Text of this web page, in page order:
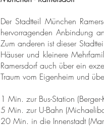
Der Stadtteil München
hervorragenden Anbindung
Zum anderen ist dieser
Häuser und kleinere
Ramersdorf auch über ein
Traum vom Eigenheim und
1 Min. zur Bus-Station (Berger-
5 Min. zur U-Bahn
20 Min. in die Innenstadt